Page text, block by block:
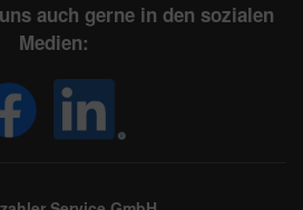
auch gerne in den sozialen
Medien: